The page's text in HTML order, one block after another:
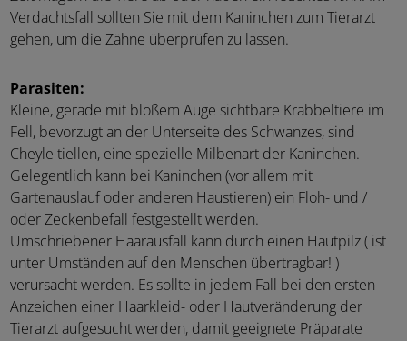
Verdachtsfall sollten Sie mit dem Kaninchen zum Tierarzt
gehen, um die Zähne überprüfen zu lassen.
Parasiten:
Kleine, gerade mit bloßem Auge sichtbare Krabbeltiere im
Fell, bevorzugt an der Unterseite des Schwanzes, sind
Cheyle tiellen, eine spezielle Milbenart der Kaninchen.
Gelegentlich kann bei Kaninchen (vor allem mit
Gartenauslauf oder anderen Haustieren) ein Floh- und /
oder Zeckenbefall festgestellt werden.
Umschriebener Haarausfall kann durch einen Hautpilz ( ist
unter Umständen auf den Menschen übertragbar! )
verursacht werden. Es sollte in jedem Fall bei den ersten
Anzeichen einer Haarkleid- oder Hautveränderung der
Tierarzt aufgesucht werden, damit geeignete Präparate